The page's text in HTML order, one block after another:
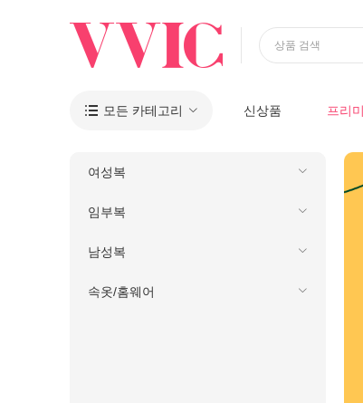
상품 검색
 모든 카테고리 신상품 프리
여성복
임부복
남성복
속옷/홈웨어